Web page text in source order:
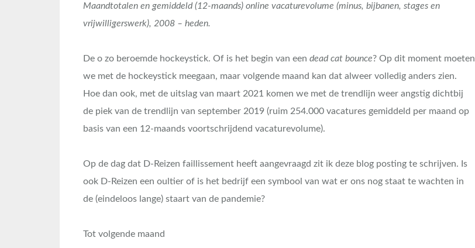
Maandtotalen en gemiddeld (12-maands) online vacaturevolume (minus, bijbanen, stages en
vrijwilligerswerk), 2008 – heden.
De o zo beroemde hockeystick. Of is het begin van een dead cat bounce? Op dit moment moeten
we met de hockeystick meegaan, maar volgende maand kan dat alweer volledig anders zien.
Hoe dan ook, met de uitslag van maart 2021 komen we met de trendlijn weer angstig dichtbij
de piek van de trendlijn van september 2019 (ruim 254.000 vacatures gemiddeld per maand op
basis van een 12-maands voortschrijdend vacaturevolume).
Op de dag dat D-Reizen faillissement heeft aangevraagd zit ik deze blog posting te schrijven. Is
ook D-Reizen een oultier of is het bedrijf een symbool van wat er ons nog staat te wachten in
de (eindeloos lange) staart van de pandemie?
Tot volgende maand